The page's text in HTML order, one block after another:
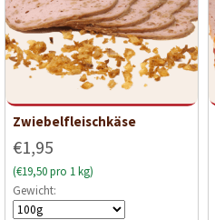
Zwiebelfleischkäse
€1,95
(€19,50 pro 1 kg)
Gewicht: